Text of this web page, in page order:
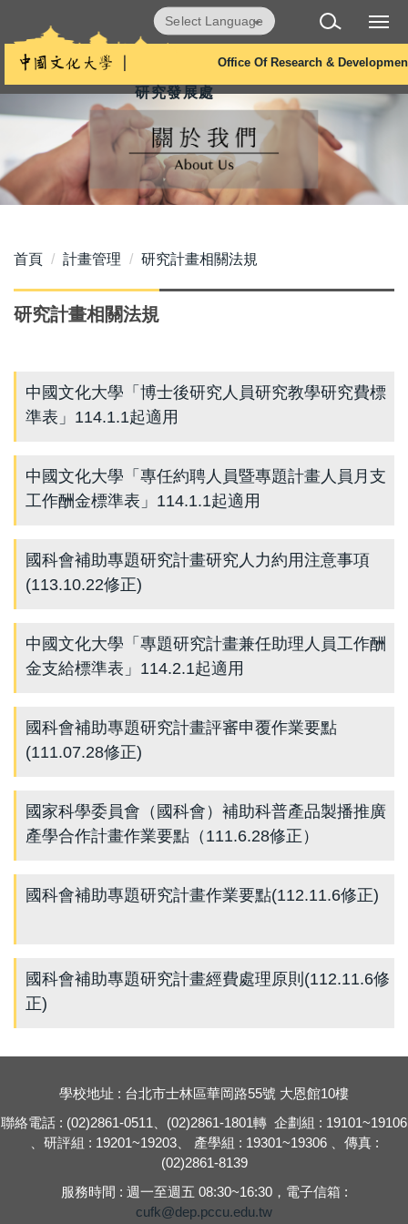
主
研究發展處
Office Of Research &
Translate
首頁 計畫管理 研究計畫相關法規
研究計畫相關法規
中國文化大學「博士後研究人員研究教學研究費標
準表」114.1.1起適用
中國文化大學「專任約聘人員暨專題計畫人員月支
工作酬金標準表」114.1.1起適用
國科會補助專題研究計畫研究人力約用注意事項
(113.10.22修正)
中國文化大學「專題研究計畫兼任助理人員工作酬
金支給標準表」114.2.1起適用
國科會補助專題研究計畫評審申覆作業要點
(111.07.28修正)
國家科學委員會（國科會）補助科普產品製播推廣
產學合作計畫作業要點（111.6.28修正）
國科會補助專題研究計畫作業要點(112.11.6修正)
國科會補助專題研究計畫經費處理原則(112.11.6修
正)
學校地址 : 台北市士林區華岡路55號 大恩館10樓
聯絡電話 : (02)2861-0511、(02)2861-1801轉 企劃組 : 19101~19106
、研評組 : 19201~19203、 產學組 : 19301~19306 、傳真 :
(02)2861-8139
服務時間 : 週一至週五 08:30~16:30，電子信箱 :
cufk@dep.pccu.edu.tw